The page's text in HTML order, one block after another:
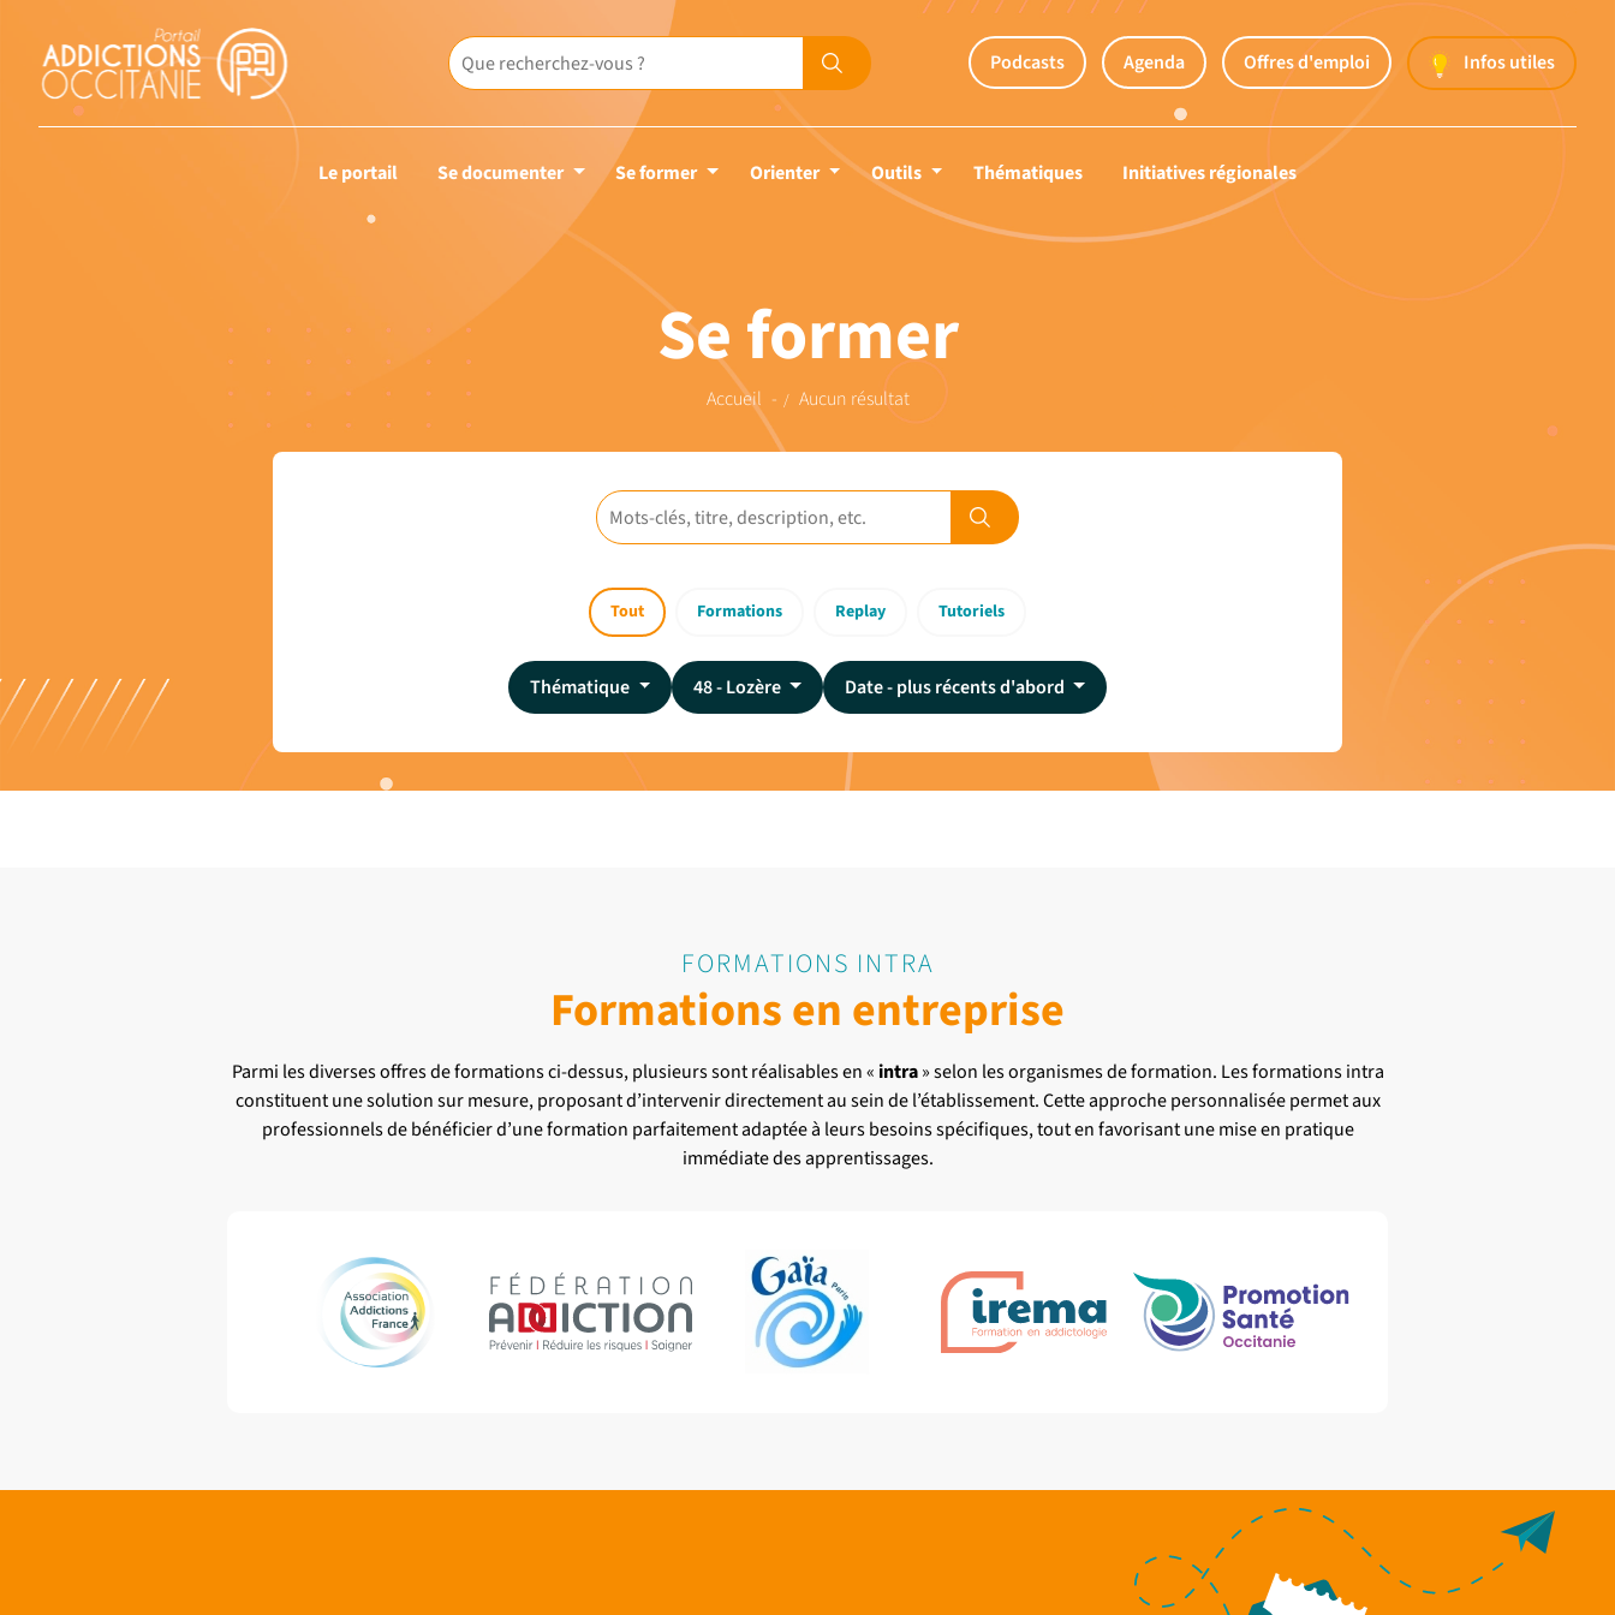
Podcasts Agenda Offres d'emploi Infos utiles
Le portail Se documenter Se former Orienter Outils Thématiques Initiatives régionales
Se former
Accueil Aucun résultat
Tout Formations Replay Tutoriels
Thématique 48 - Lozère Date - plus récents d'abord
FORMATIONS INTRA
Formations en entreprise
Parmi les diverses offres de formations ci-dessus, plusieurs sont réalisables en « intra» selon les organismes de formation. Les formations intra
constituent une solution sur mesure, proposant d’intervenir directement au sein de l’établissement. Cette approche personnalisée permet aux
professionnels de bénéficier d’une formation parfaitement adaptée à leurs besoins spécifiques, tout en favorisant une mise en pratique
immédiate des apprentissages.